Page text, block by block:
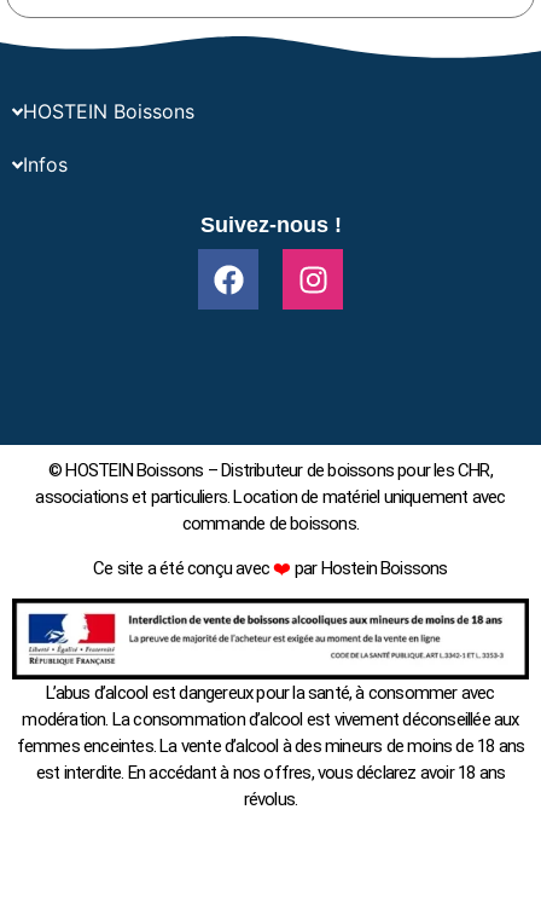
HOSTEIN Boissons
Infos
Suivez-nous !
© HOSTEIN Boissons – Distributeur de boissons pour les CHR,
associations et particuliers. Location de matériel uniquement avec
commande de boissons.
Ce site a été conçu avec❤️ par Hostein Boissons
L’abus d’alcool est dangereux pour la santé, à consommer avec
modération. La consommation d’alcool est vivement déconseillée aux
femmes enceintes. La vente d’alcool à des mineurs de moins de 18 ans
est interdite. En accédant à nos offres, vous déclarez avoir 18 ans
révolus.